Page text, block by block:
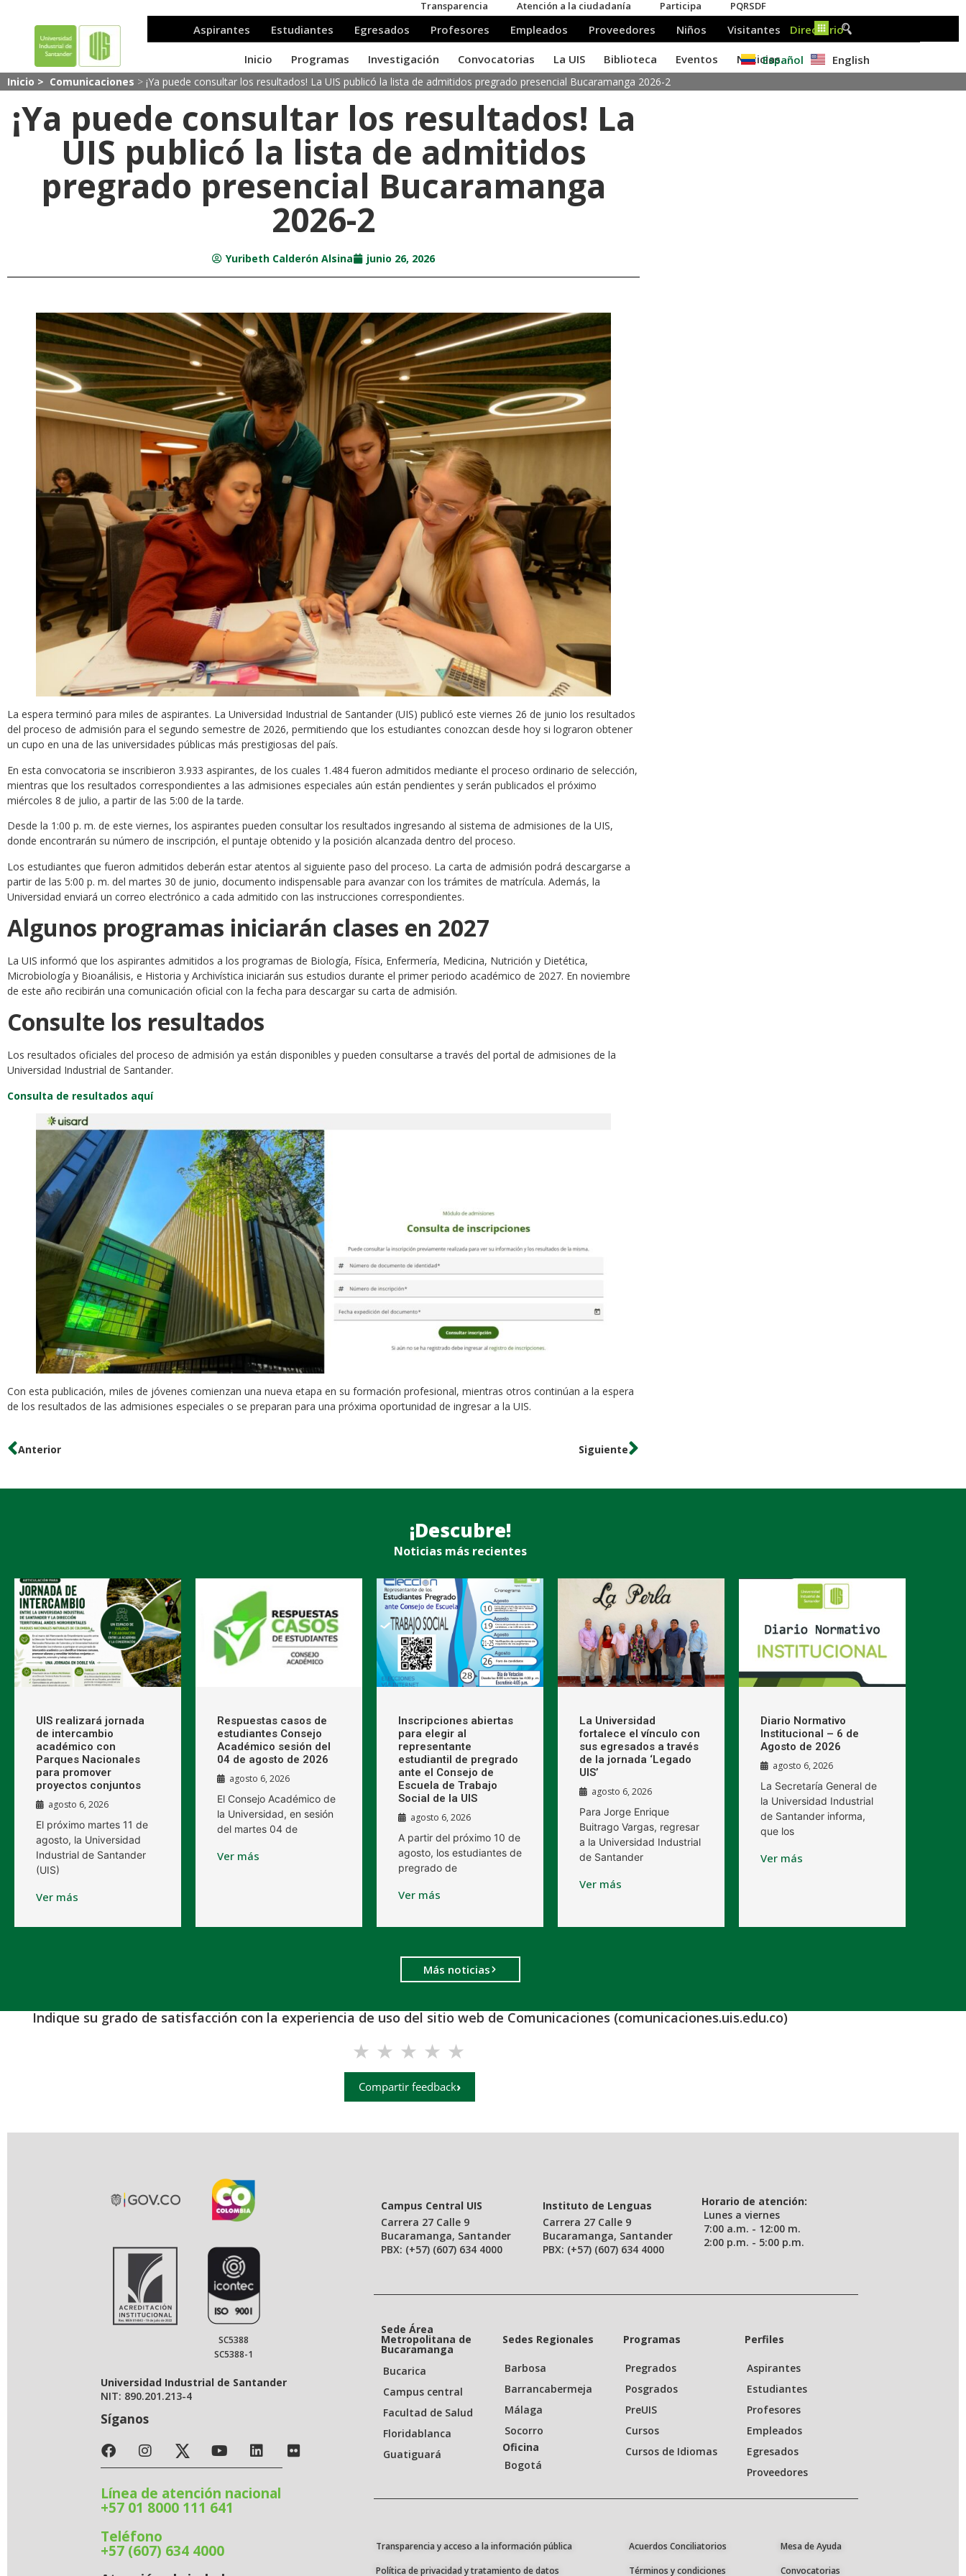
Español English
Inicio > Comunicaciones > ¡Ya puede consultar los resultados! La UIS publicó la lista de admitidos pregrado presencial Bucaramanga 2026-2
¡Ya puede consultar los resultados! La
UIS publicó la lista de admitidos
pregrado presencial Bucaramanga
2026-2
Yuribeth Calderón Alsina junio 26, 2026
La espera terminó para miles de aspirantes. La Universidad Industrial de Santander (UIS) publicó este viernes 26 de junio los resultados
del proceso de admisión para el segundo semestre de 2026, permitiendo que los estudiantes conozcan desde hoy si lograron obtener
un cupo en una de las universidades públicas más prestigiosas del país.
En esta convocatoria se inscribieron 3.933 aspirantes, de los cuales 1.484 fueron admitidos mediante el proceso ordinario de selección,
mientras que los resultados correspondientes a las admisiones especiales aún están pendientes y serán publicados el próximo
miércoles 8 de julio, a partir de las 5:00 de la tarde.
Desde la 1:00 p. m. de este viernes, los aspirantes pueden consultar los resultados ingresando al sistema de admisiones de la UIS,
donde encontrarán su número de inscripción, el puntaje obtenido y la posición alcanzada dentro del proceso.
Los estudiantes que fueron admitidos deberán estar atentos al siguiente paso del proceso. La carta de admisión podrá descargarse a
partir de las 5:00 p. m. del martes 30 de junio, documento indispensable para avanzar con los trámites de matrícula. Además, la
Universidad enviará un correo electrónico a cada admitido con las instrucciones correspondientes.
Algunos programas iniciarán clases en 2027
La UIS informó que los aspirantes admitidos a los programas de Biología, Física, Enfermería, Medicina, Nutrición y Dietética,
Microbiología y Bioanálisis, e Historia y Archivística iniciarán sus estudios durante el primer periodo académico de 2027. En noviembre
de este año recibirán una comunicación oficial con la fecha para descargar su carta de admisión.
Consulte los resultados
Los resultados oficiales del proceso de admisión ya están disponibles y pueden consultarse a través del portal de admisiones de la
Universidad Industrial de Santander.
Consulta de resultados aquí
Con esta publicación, miles de jóvenes comienzan una nueva etapa en su formación profesional, mientras otros continúan a la espera
de los resultados de las admisiones especiales o se preparan para una próxima oportunidad de ingresar a la UIS.
Anterior Siguiente
¡Descubre!
Noticias más recientes
UIS realizará jornada
de intercambio
académico con
Parques Nacionales
para promover
proyectos conjuntos
agosto 6, 2026
El próximo martes 11 de
agosto, la Universidad
Industrial de Santander
(UIS)
Ver más
Respuestas casos de
estudiantes Consejo
Académico sesión del
04 de agosto de 2026
agosto 6, 2026
El Consejo Académico de
la Universidad, en sesión
del martes 04 de
Ver más
Inscripciones abiertas
para elegir al
representante
estudiantil de pregrado
ante el Consejo de
Escuela de Trabajo
Social de la UIS
agosto 6, 2026
A partir del próximo 10 de
agosto, los estudiantes de
pregrado de
Ver más
La Universidad
fortalece el vínculo con
sus egresados a través
de la jornada ‘Legado
UIS’
agosto 6, 2026
Para Jorge Enrique
Buitrago Vargas, regresar
a la Universidad Industrial
de Santander
Ver más
Diario Normativo
Institucional – 6 de
Agosto de 2026
agosto 6, 2026
La Secretaría General de
la Universidad Industrial
de Santander informa,
que los
Ver más
Más noticias
Indique su grado de satisfacción con la experiencia de uso del sitio web de Comunicaciones (comunicaciones.uis.edu.co)